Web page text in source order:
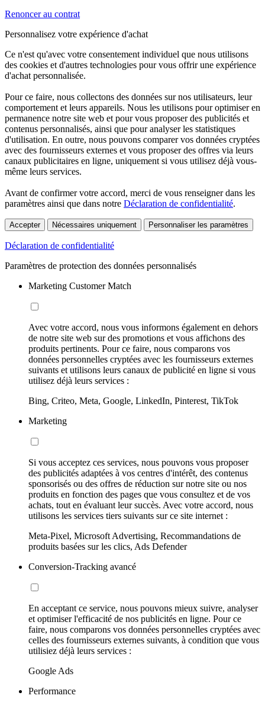
Renoncer au contrat
Personnalisez votre expérience d'achat
Ce n'est qu'avec votre consentement individuel que nous utilisons
des cookies et d'autres technologies pour vous offrir une expérience
d'achat personnalisée.
Pour ce faire, nous collectons des données sur nos utilisateurs, leur
comportement et leurs appareils. Nous les utilisons pour optimiser en
permanence notre site web et pour vous proposer des publicités et
contenus personnalisés, ainsi que pour analyser les statistiques
d'utilisation. En outre, nous pouvons comparer vos données cryptées
avec des fournisseurs externes et vous proposer des offres via leurs
canaux publicitaires en ligne, uniquement si vous utilisez déjà vous-
même leurs services.
Avant de confirmer votre accord, merci de vous renseigner dans les
paramètres ainsi que dans notre Déclaration de confidentialité.
Accepter Nécessaires uniquement Personnaliser les paramètres
Déclaration de confidentialité
Paramètres de protection des données personnalisés
Marketing Customer Match
Avec votre accord, nous vous informons également en dehors
de notre site web sur des promotions et vous affichons des
produits pertinents. Pour ce faire, nous comparons vos
données personnelles cryptées avec les fournisseurs externes
suivants et utilisons leurs canaux de publicité en ligne si vous
utilisez déjà leurs services :
Bing, Criteo, Meta, Google, LinkedIn, Pinterest, TikTok
Marketing
Si vous acceptez ces services, nous pouvons vous proposer
des publicités adaptées à vos centres d'intérêt, des contenus
sponsorisés ou des offres de réduction sur notre site ou nos
produits en fonction des pages que vous consultez et de vos
achats, tout en évaluant leur succès. Avec votre accord, nous
utilisons les services tiers suivants sur ce site internet :
Meta-Pixel, Microsoft Advertising, Recommandations de
produits basées sur les clics, Ads Defender
Conversion-Tracking avancé
En acceptant ce service, nous pouvons mieux suivre, analyser
et optimiser l'efficacité de nos publicités en ligne. Pour ce
faire, nous comparons vos données personnelles cryptées avec
celles des fournisseurs externes suivants, à condition que vous
utilisiez déjà leurs services :
Google Ads
Performance